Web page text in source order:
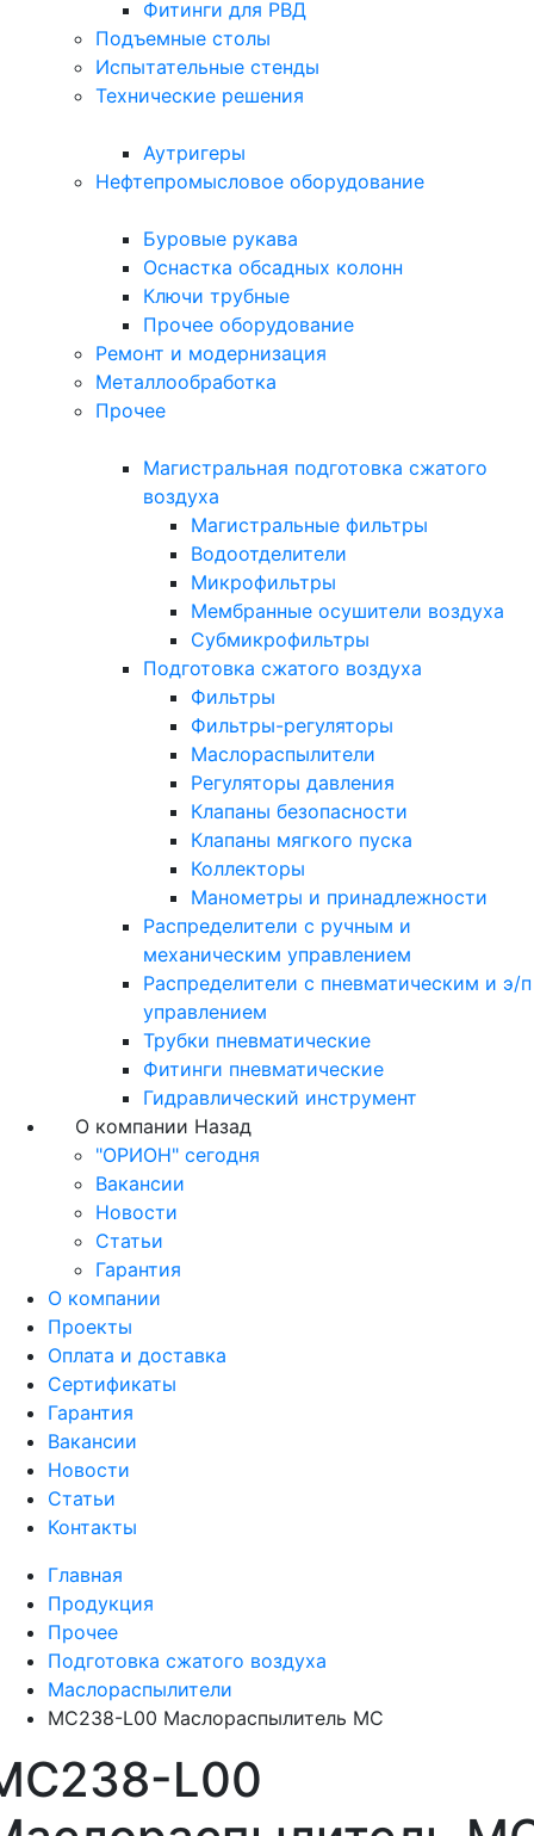
Фитинги для РВД
Подъемные столы
Испытательные стенды
Технические решения
Аутригеры
Нефтепромысловое оборудование
Буровые рукава
Оснастка обсадных колонн
Ключи трубные
Прочее оборудование
Ремонт и модернизация
Металлообработка
Прочее
Магистральная подготовка сжатого
воздуха
Магистральные фильтры
Водоотделители
Микрофильтры
Мембранные осушители воздуха
Субмикрофильтры
Подготовка сжатого воздуха
Фильтры
Фильтры-регуляторы
Маслораспылители
Регуляторы давления
Клапаны безопасности
Клапаны мягкого пуска
Коллекторы
Манометры и принадлежности
Распределители с ручным и
механическим управлением
Распределители с пневматическим и э/п
управлением
Трубки пневматические
Фитинги пневматические
Гидравлический инструмент
О компании Назад
"ОРИОН" сегодня
Вакансии
Новости
Статьи
Гарантия
О компании
Проекты
Оплата и доставка
Сертификаты
Гарантия
Вакансии
Новости
Статьи
Контакты
Главная
Продукция
Прочее
Подготовка сжатого воздуха
Маслораспылители
MC238-L00 Маслораспылитель MC
L00